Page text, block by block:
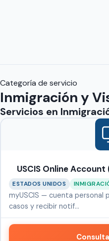
Categoría de servicio
Inmigración y
Servicios en
USCIS Online Account
ESTADOS UNIDOS
myUSCIS — cuenta personal
casos y recibir notif…